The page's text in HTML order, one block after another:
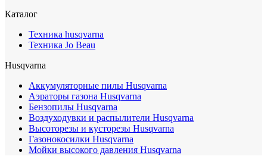
Каталог
Техника husqvarna
Техника Jo Beau
Husqvarna
Аккумуляторные пилы Husqvarna
Аэраторы газона Husqvarna
Бензопилы Husqvarna
Воздуходувки и распылители Husqvarna
Высоторезы и кусторезы Husqvarna
Газонокосилки Husqvarna
Мойки высокого давления Husqvarna